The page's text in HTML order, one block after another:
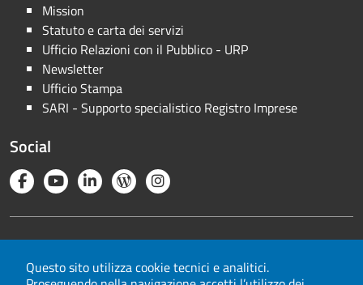
Questo sito utilizza cookie tecnici e analitici.
Mission
Statuto e carta dei servizi
Ufficio Relazioni con il Pubblico - URP
Newsletter
Ufficio Stampa
SARI - Supporto specialistico Registro Imprese
Social
Note legali
Privacy